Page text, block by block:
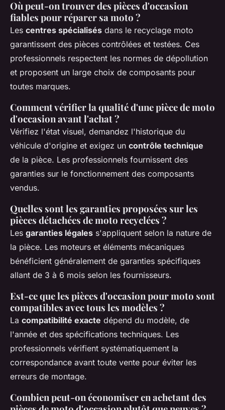
Où peut-on trouver des pièces d'occasion
fiables pour réparer sa moto ?
Les centres spécialisés dans le recyclage moto
garantissent des pièces contrôlées et testées. Ces
professionnels respectent les normes de dépollution
et proposent un large choix de composants pour
toutes marques.
Comment vérifier la qualité d'une pièce de moto
d'occasion avant l'achat ?
Vérifiez l'état visuel, demandez l'historique du
véhicule d'origine et exigez un contrôle technique
de la pièce. Les professionnels fournissent des
garanties sur le fonctionnement des composants
vendus.
Quelles sont les garanties proposées sur les
pièces détachées de moto recyclées ?
Les garanties légales s'appliquent selon la nature de
la pièce. Les moteurs et éléments mécaniques
bénéficient généralement de garanties spécifiques
allant de 3 à 6 mois selon les fournisseurs.
Est-ce que les pièces d'occasion pour moto sont
compatibles avec tous les modèles ?
La compatibilité exacte dépend du modèle, de
l'année et des spécifications techniques. Les
professionnels vérifient systématiquement la
correspondance avant toute vente pour éviter les
erreurs de montage.
Combien peut-on économiser en achetant des